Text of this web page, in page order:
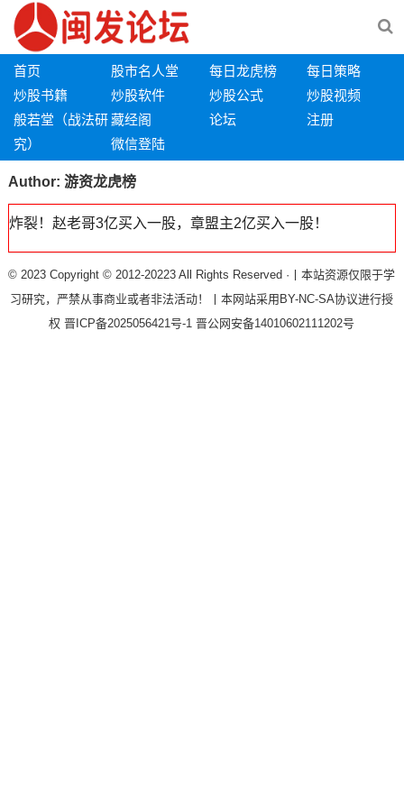
首页 股市名人堂 每日龙虎榜
每日策略
炒股书籍
炒股软件 炒股公式
炒股视频
般若堂（战法研
究）
藏经阁 论坛
注册
微信登陆
Author: 游资龙虎榜
炸裂！赵老哥3亿买入一股，章盟主2亿买入一股！
© 2023 Copyright © 2012-20223 All Rights Reserved ·丨本站资源仅限于学
习研究，严禁从事商业或者非法活动！丨本网站采用BY-NC-SA协议进行授
权晋ICP备2025056421号-1晋公网安备14010602111202号